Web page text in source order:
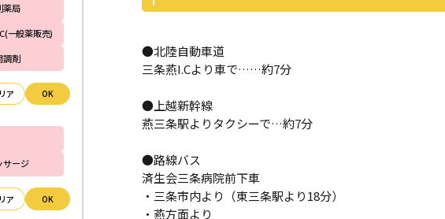
●北陸自動車道
三条燕I.Cより車で……約7分
●上越新幹線
燕三条駅よりタクシーで…約7分
●路線バス
済生会三条病院前下車
・三条市内より（東三条駅より18分）
・燕方面より
薬局
一般薬販売)
調剤
ア OK
サージ
ア OK